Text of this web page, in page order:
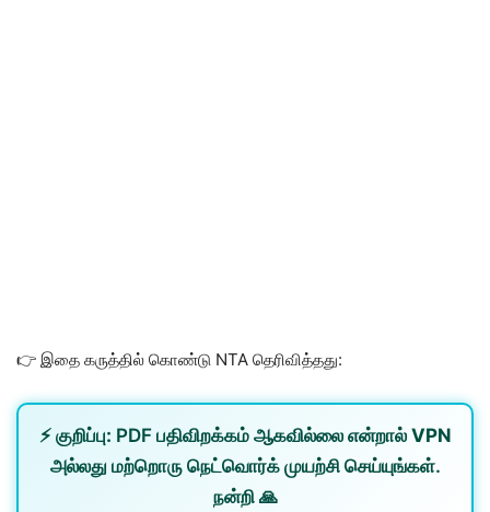
👉 இதை கருத்தில் கொண்டு NTA தெரிவித்தது:
⚡ குறிப்பு: PDF பதிவிறக்கம் ஆகவில்லை என்றால் VPN
அல்லது மற்றொரு நெட்வொர்க்முயற்சி செய்யுங்கள்.
நன்றி 🙏